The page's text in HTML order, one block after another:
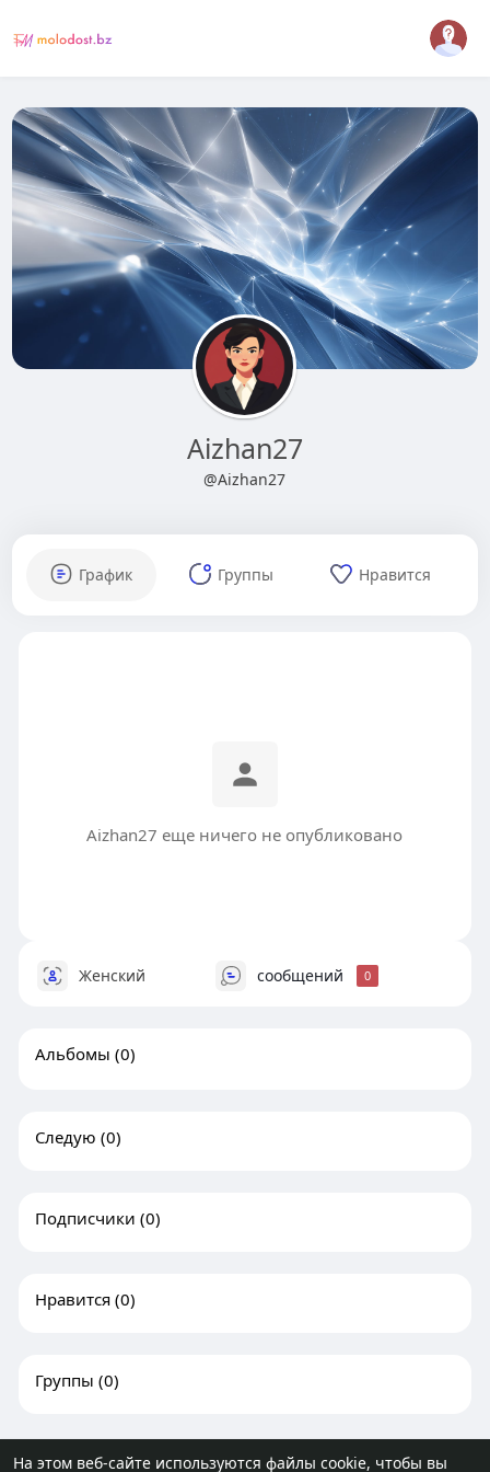
На этом веб-сайте используются файлы cookie, чтобы вы
Aizhan27
@Aizhan27
График Группы Нравится
Aizhan27 еще ничего не опубликовано
Женский сообщений 0
Альбомы (0)
Следую (0)
Подписчики (0)
Нравится (0)
Группы (0)